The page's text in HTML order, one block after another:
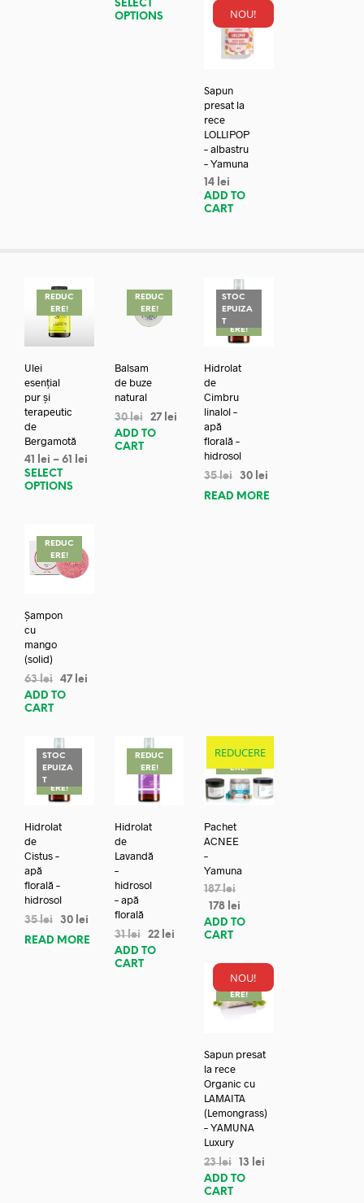
SELECT
OPTIONS
NOU!
Sapun
presat la
rece
LOLLIPOP
– albastru
– Yamuna
14 lei
ADD TO
CART
REDUC
ERE!
Ulei
esențial
pur și
terapeutic
de
Bergamotă
41 lei – 61
lei
SELECT
OPTIONS
REDUC
ERE!
Balsam
de buze
natural
30lei 27 lei
ADD TO
CART
STOC
EPUIZA
TREDUC
ERE!
Hidrolat
de
Cimbru
linalol –
apă
florală –
hidrosol
35lei 30 lei
READ MORE
REDUC
ERE!
Șampon
cu
mango
(solid)
63lei 47 lei
ADD TO
CART
STOC
EPUIZA
TREDUC
ERE!
Hidrolat
de
Cistus –
apă
florală –
hidrosol
35lei 30 lei
READ MORE
REDUC
ERE!
Hidrolat
de
Lavandă
–
hidrosol
– apă
florală
31lei 22 lei
ADD TO
CART
REDUCERE
REDUC
ERE!
Pachet
ACNEE
–
Yamuna
187lei
178 lei
ADD TO
CART
NOU!
REDUC
ERE!
Sapun presat
la rece
Organic cu
LAMAITA
(Lemongrass)
– YAMUNA
Luxury
23lei 13
lei
ADD TO
CART